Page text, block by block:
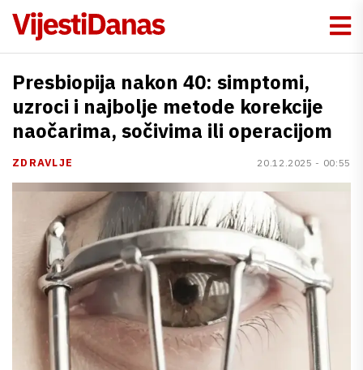
Presbiopija nakon 40: simptomi,
uzroci i najbolje metode korekcije
naočarima, sočivima ili operacijom
ZDRAVLJE 20.12.2025 - 00:55